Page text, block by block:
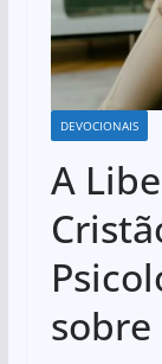
DEVOCIONAIS
A